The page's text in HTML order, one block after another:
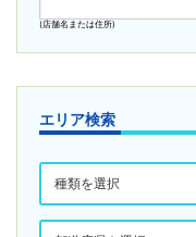
(店舗名または住所)
エリア検索